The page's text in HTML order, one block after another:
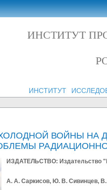
ИНСТИТУТ
ИНСТИТУТ
ВОЙНЫ НА
ИЗДАТЕЛЬСТВО: Издательство
А. А. Саркисов, Ю. В. Сивинцев,